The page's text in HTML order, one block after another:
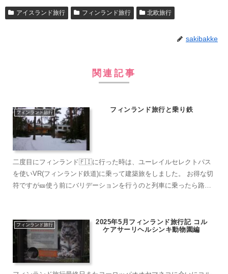
アイスランド旅行 フィンランド旅行 北欧旅行
sakibakke
関連記事
フィンランド旅行 フィンランド旅行と乗り鉄
二度目にフィンランド🇫🇮に行った時は、ユーレイルセレクトパス
を使いVR(フィンランド鉄道)に乗って建築旅をしました。 お得な切
符ですが🎫使う前にバリデーションを行うのと列車に乗ったら路線
フィンランド旅行
2025年5月フィンランド旅行記 コル
ケアサーリヘルシンキ動物園編